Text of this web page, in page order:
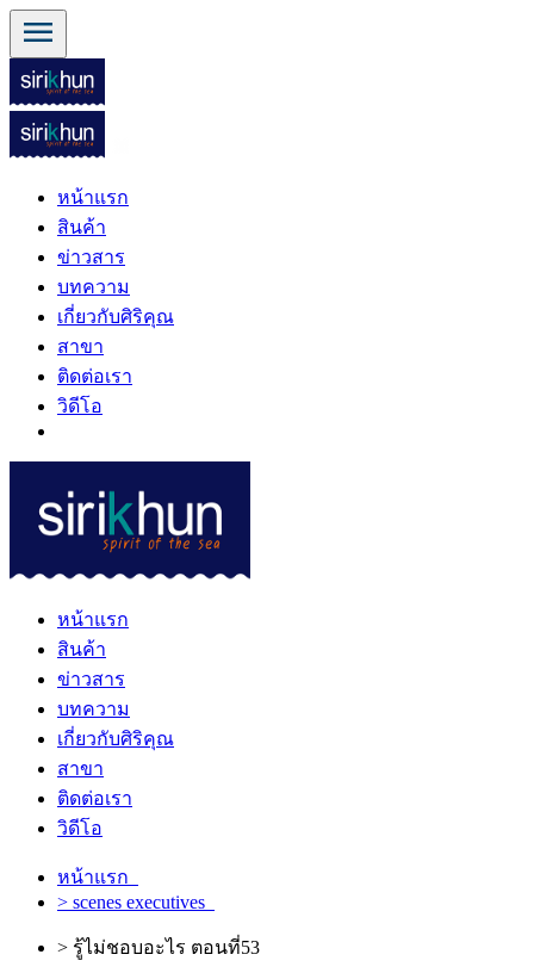
menu
หน้าแรก
สินค้า
ข่าวสาร
บทความ
เกี่ยวกับศิริคุณ
สาขา
ติดต่อเรา
วิดีโอ
หน้าแรก
สินค้า
ข่าวสาร
บทความ
เกี่ยวกับศิริคุณ
สาขา
ติดต่อเรา
วิดีโอ
หน้าแรก
> scenes executives
> รู้ไม่ชอบอะไร ตอนที่53